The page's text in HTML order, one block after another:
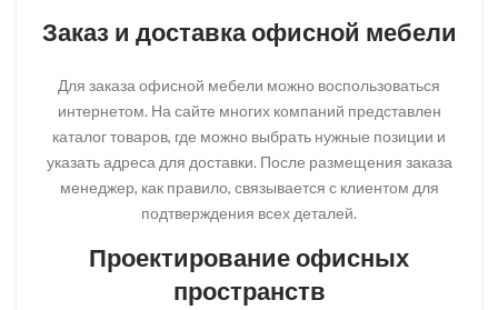
Заказ и доставка офисной мебели
Для заказа офисной мебели можно воспользоваться
интернетом. На сайте многих компаний представлен
каталог товаров, где можно выбрать нужные позиции и
указать адреса для доставки. После размещения заказа
менеджер, как правило, связывается с клиентом для
подтверждения всех деталей.
Проектирование офисных
пространств